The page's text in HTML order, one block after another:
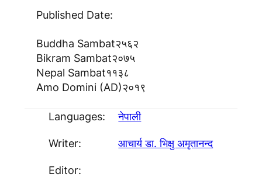
Published Date:
Buddha Sambat२५६२
Bikram Sambat२०७५
Nepal Sambat११३८
Amo Domini (AD)२०१९
Languages: नेपाली
Writer: आचार्य डा. भिक्षु अमृतानन्द
Editor: